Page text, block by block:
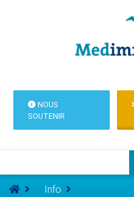
NOUS
SOUTENIR
Info